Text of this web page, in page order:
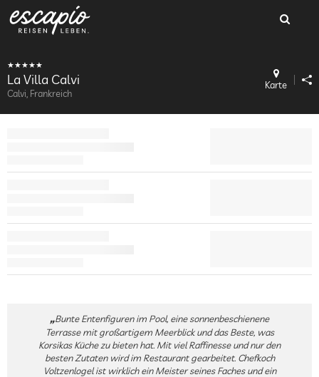
La Villa Calvi
Calvi, Frankreich
Karte
Bunte Entenfiguren im Pool, eine sonnenbeschienene
Terrasse mit großartigem Meerblick und das Beste, was
Korsikas Küche zu bieten hat. Mit viel Raffinesse und nur den
besten Zutaten wird im Restaurant gearbeitet. Chefkoch
Voltzenlogel ist wirklich ein Meister seines Faches und ein